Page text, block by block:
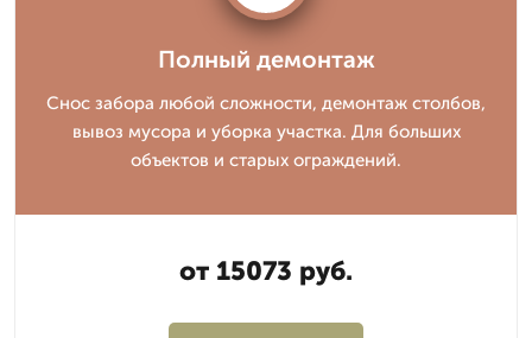
Полный демонтаж
Снос забора любой сложности, демонтаж столбов,
вывоз мусора и уборка участка. Для больших
объектов и старых ограждений.
от 15073 руб.